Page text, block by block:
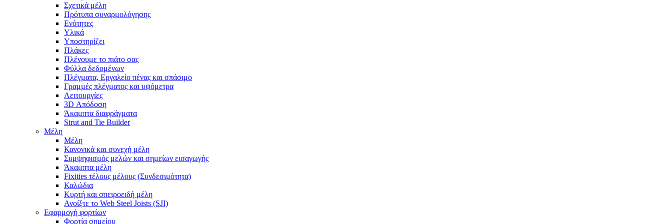
Σχετικά μέλη
Πρότυπα συναρμολόγησης
Ενότητες
Υλικά
Υποστηρίζει
Πλάκες
Πλένουμε το πιάτο σας
Φύλλα δεδομένων
Πλέγματα, Εργαλείο πένας και σπάσιμο
Γραμμές πλέγματος και υψόμετρα
Λειτουργίες
3D Απόδοση
Άκαμπτα διαφράγματα
Strut and Tie Builder
Μέλη
Μέλη
Κανονικά και συνεχή μέλη
Συμψηφισμός μελών και σημείων εισαγωγής
Άκαμπτα μέλη
Fixities τέλους μέλους (Συνδεσιμότητα)
Καλώδια
Κυρτή και σπειροειδή μέλη
Ανοίξτε το Web Steel Joists (SJI)
Εφαρμογή φορτίων
Φορτία σημείου